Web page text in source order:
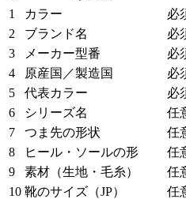
1
カラー 必
2
ブランド名 必
3
メーカー型番 必
4
原産国／製造国 必
5
代表カラー 必
6
シリーズ名 任
7
つま先の形状 任
8
ヒール・ソールの形 任
9
素材（生地・毛糸） 任
10 靴のサイズ（JP） 任